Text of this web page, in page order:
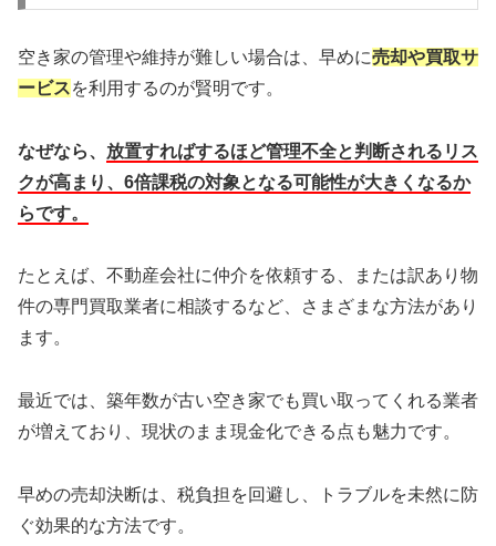
空き家の管理や維持が難しい場合は、早めに売却や買取サ
ービスを利用するのが賢明です。
なぜなら、 放置すればするほど管理不全と判断されるリス
クが高まり、6倍課税の対象となる可能性が大きくなるか
らです。
たとえば、不動産会社に仲介を依頼する、または訳あり物
件の専門買取業者に相談するなど、さまざまな方法があり
ます。
最近では、築年数が古い空き家でも買い取ってくれる業者
が増えており、現状のまま現金化できる点も魅力です。
早めの売却決断は、税負担を回避し、トラブルを未然に防
ぐ効果的な方法です。